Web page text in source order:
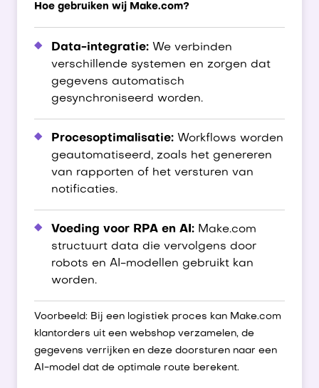
Hoe gebruiken wij Make.com?
Data-integratie: We verbinden
verschillende systemen en zorgen dat
gegevens automatisch
gesynchroniseerd worden.
Procesoptimalisatie: Workflows worden
geautomatiseerd, zoals het genereren
van rapporten of het versturen van
notificaties.
Voeding voor RPA en AI: Make.com
structuurt data die vervolgens door
robots en AI-modellen gebruikt kan
worden.
Voorbeeld: Bij een logistiek proces kan Make.com
klantorders uit een webshop verzamelen, de
gegevens verrijken en deze doorsturen naar een
AI-model dat de optimale route berekent.